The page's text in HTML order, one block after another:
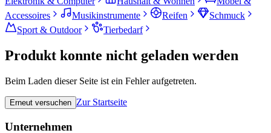
Accessoires
Musikinstrumente Reifen
Schmuck
Sport & Outdoor
Tierbedarf
Produkt konnte nicht geladen werden
Beim Laden dieser Seite ist ein Fehler aufgetreten.
Erneut versuchen Zur Startseite
Unternehmen